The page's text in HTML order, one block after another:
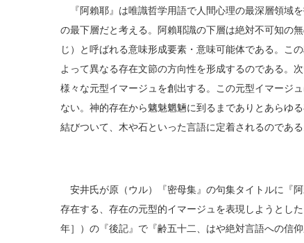
『阿賴耶』は唯識哲学用語で人間心理の最深層領域
の最下層だと考える。阿賴耶識の下層は絶対不可知の
じ）と呼ばれる意味形成要素・意味可能体である。こ
よって異なる存在文節の方向性を形成するのである。
様々な元型イマージュを創出する。この元型イマージ
ない。神的存在から魑魅魍魎に到るまでありとあらゆ
結びついて、木や石といった言語に定着されるのである
安井氏が原（ウル）『密母集』の句集タイトルに『
存在する、存在の元型的イマージュを表現しようとし
年］）の『後記』で『齢五十二、はや絶対言語への信